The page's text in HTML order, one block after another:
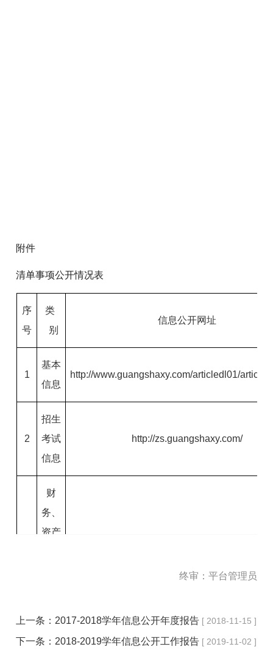
附件
清单事项公开情况表
序
号
类
别
信息公开网址
1
基本
信息
http://www.guangshaxy.com/articledl01/
2
招生
考试
信息
http://zs.guangshaxy.com/
财
务、
资产
4
人事
师资
http://nw.guangshaxy.com/
终审：平台管理员
上一条： 2017-2018学年信息公开年度报告 [ 2018-11-15 ]
下一条： 2018-2019学年信息公开工作报告 [ 2019-11-02 ]